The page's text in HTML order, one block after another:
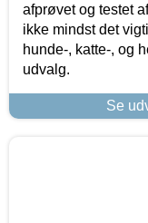
afprøvet og testet
ikke mindst det
hunde-, katte-, og
udvalg.
Se